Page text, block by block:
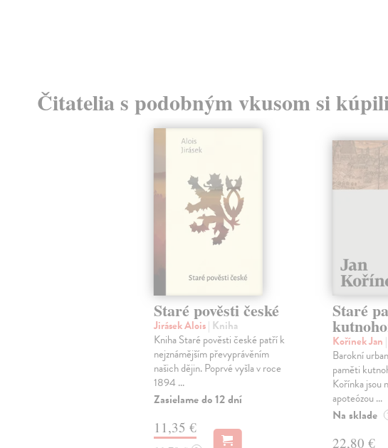
Čitatelia s podobným vkusom si
Staré pověsti české
Jirásek Alois| Kniha
Kniha Staré pověsti české patří k
nejznámějším převyprávěním
našich dějin. Poprvé vyšla v roce
1894 ...
Zasielame do 12 dní
11,35 €
Staré
Kořínek Jan
Barokní
paměti
Kořínka jsou
apoteózou ...
Na sklade
22,80 €